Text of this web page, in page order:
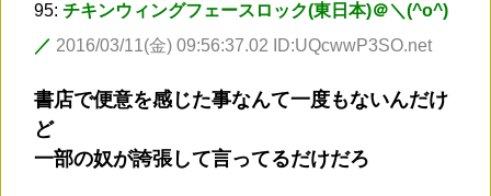
95: チキンウィングフェースロック(東日本)＠＼(^o^)
／ 2016/03/11(金) 09:56:37.02 ID:UQcwwP3SO.net
書店で便意を感じた事なんて一度もないんだけ
ど
一部の奴が誇張して言ってるだけだろ